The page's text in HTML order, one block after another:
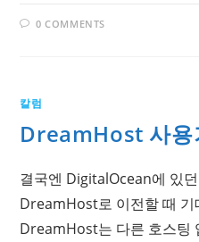
0 COMMENTS
칼럼
DreamHost 사용
결국엔 DigitalOcean에 있
DreamHost로 이전할 때 기
DreamHost는 다른 호스팅